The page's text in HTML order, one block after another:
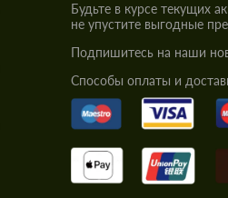
Будьте в курсе текущих
не упустите выгодные
Подпишитесь на наши
Cпособы оплаты и